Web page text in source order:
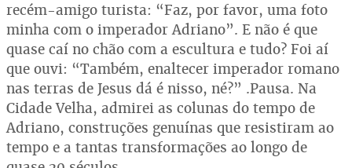
recém-amigo turista: “Faz, por favor, uma foto
minha com o imperador Adriano”. E não é que
quase caí no chão com a escultura e tudo? Foi aí
que ouvi: “Também, enaltecer imperador romano
nas terras de Jesus dá é nisso, né?” .Pausa. Na
Cidade Velha, admirei as colunas do tempo de
Adriano, construções genuínas que resistiram ao
tempo e a tantas transformações ao longo de